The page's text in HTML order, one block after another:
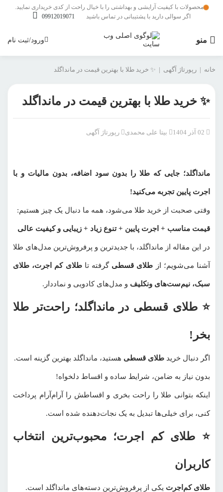
محصولات با کیفیت آرایشی و بهداشتی را با خیال راحت از کدی خریداری نمایید.
اگر سوالی دارید با پشتیبانی در تماس باشید
09912019071
منو ورود/ثبت نام
خانه | رپورتاژ آگهی | ✨ خرید طلا با بهترین قیمت در مانداگلد
✨ خرید طلا با بهترین قیمت در مانداگلد
02 آذر 1404 بیتا علی محمدی رپورتاژ آگهی
مانداگلد؛ جایی که طلا را بدون سود اضافه، بدون مالیات و با
اجرت پایین تجربه می‌کنید!
وقتی صحبت از خرید طلا می‌شود، همه ما دنبال یک چیز هستیم:
قیمت مناسب + اجرت پایین + تنوع زیاد + زیبایی و کیفیت عالی
در این مقاله از مانداگلد، با جدیدترین و پرفروش‌ترین مدل‌های طلا
آشنا می‌شویم؛ از طلای قسطی گرفته تاطلای کم اجرت، طلای
سبک، نیم‌ست‌های ونکلیف و مدل‌های کادویی و نماددار.
⭐ طلای قسطی در مانداگلد؛ راحت‌تر طلا
بخر!
اگر دنبال خرید طلای قسطی هستید، مانداگلد بهترین گزینه است.
بدون نیاز به ضامن، شرایط ساده و اقساط دلخواه!
اینکه بتوانی طلا را راحت بخری و اقساطش را آرام‌آرام پرداخت
کنی، برای خیلی‌ها تبدیل به یک نجات‌دهنده شده است.
⭐ طلای کم اجرت؛ محبوب‌ترین انتخاب
کاربران
طلای کم‌اجرت یکی از پرفروش‌ترین دسته‌های مانداگلد است.